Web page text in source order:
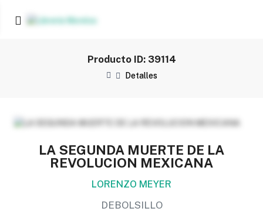
Producto ID: 39114
Detalles
LA SEGUNDA MUERTE DE LA
REVOLUCION MEXICANA
LORENZO MEYER
DEBOLSILLO